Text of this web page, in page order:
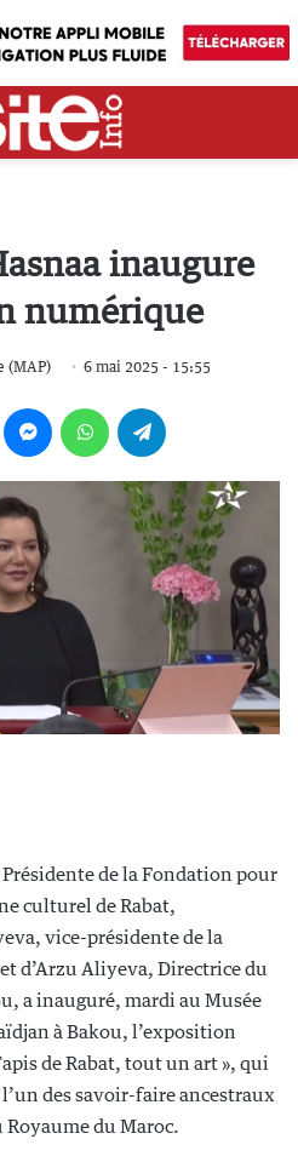
inaugure
numérique
(MAP) 6 mai 2025 - 15:55
de la Fondation pour
culturel de Rabat,
vice-présidente de la
d’Arzu Aliyeva, Directrice du
a inauguré, mardi au Musée
à Bakou, l’exposition
de Rabat, tout un art », qui
des savoir-faire ancestraux
du Maroc.